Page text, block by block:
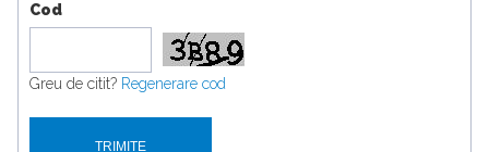
Cod
Greu de citit? Regenerare cod